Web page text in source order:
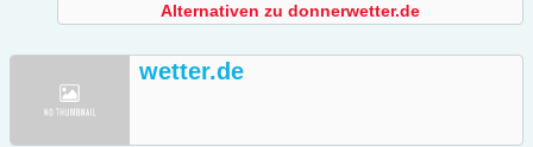
Alternativen zu donnerwetter.de
wetter.de